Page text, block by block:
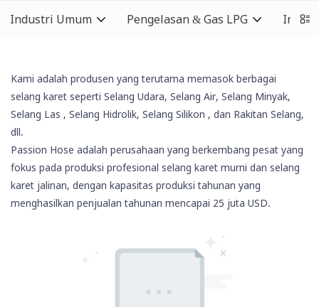
Industri Umum Pengelasan & Gas LPG
Kami adalah produsen yang terutama memasok berbagai
selang karet seperti Selang Udara, Selang Air, Selang Minyak,
Selang Las , Selang Hidrolik, Selang Silikon , dan Rakitan Selang,
dll.
Passion Hose adalah perusahaan yang berkembang pesat yang
fokus pada produksi profesional selang karet murni dan selang
karet jalinan, dengan kapasitas produksi tahunan yang
menghasilkan penjualan tahunan mencapai 25 juta USD.